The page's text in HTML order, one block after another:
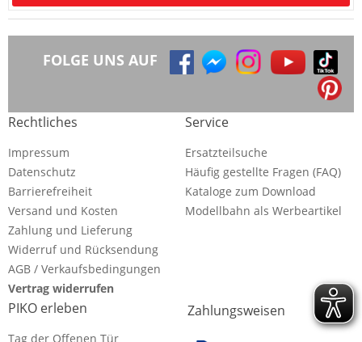
FOLGE UNS AUF
Rechtliches
Impressum
Datenschutz
Barrierefreiheit
Versand und Kosten
Zahlung und Lieferung
Widerruf und Rücksendung
AGB / Verkaufsbedingungen
Vertrag widerrufen
Service
Ersatzteilsuche
Häufig gestellte Fragen (FAQ)
Kataloge zum Download
Modellbahn als Werbeartikel
PIKO erleben
Tag der Offenen Tür
Zahlungsweisen